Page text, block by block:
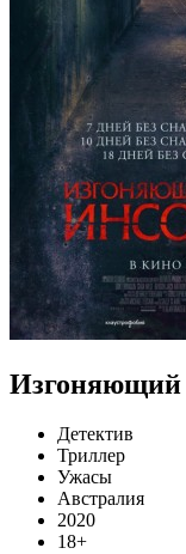
Изгоняющий
Детектив
Триллер
Ужасы
Австралия
2020
18+